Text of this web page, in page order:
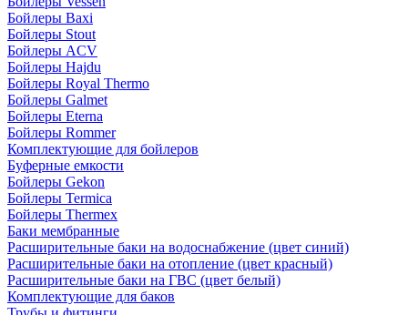
Бойлеры Baxi
Бойлеры Stout
Бойлеры ACV
Бойлеры Hajdu
Бойлеры Royal Thermo
Бойлеры Galmet
Бойлеры Eterna
Бойлеры Rommer
Комплектующие для бойлеров
Буферные емкости
Бойлеры Gekon
Бойлеры Termica
Бойлеры Thermex
Баки мембранные
Расширительные баки на водоснабжение (цвет синий)
Расширительные баки на отопление (цвет красный)
Расширительные баки на ГВС (цвет белый)
Комплектующие для баков